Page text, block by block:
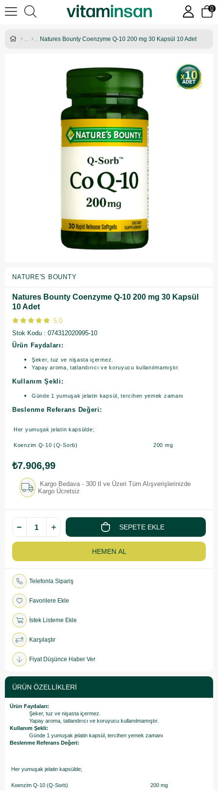
0
Natures Bounty Coenzyme Q-10 200 mg 30 Kapsül 10 Adet
NATURE'S BOUNTY
Natures Bounty Coenzyme Q-10 200 mg 30 Kapsül
10 Adet
5.0
Stok Kodu
074312020995-10
Ürün Faydaları:
Şeker, tuz ve nişasta içermez.
Yapay aroma, tatlandırıcı ve koruyucu kullanılmamıştır.
Kullanım Şekli:
Günde 1 yumuşak jelatin kapsül, tercihen yemek zamanı
Beslenme Referans Değeri:
Her yumuşak jelatin kapsülde;
Koenzim Q-10 (Q-Sorb) 200 mg
₺7.906,99
Kargo Bedava - 300 tl ve Üzeri Tüm Alışverişlerinizde
Kargo Ücretsiz
Telefonla Sipariş
Favorilere Ekle
İstek Listeme Ekle
Karşılaştır
Fiyat Düşünce Haber Ver
ÜRÜN ÖZELLIKLERI
Ürün Faydaları:
Şeker, tuz ve nişasta içermez.
Yapay aroma, tatlandırıcı ve koruyucu kullanılmamıştır.
Kullanım Şekli:
Günde 1 yumuşak jelatin kapsül, tercihen yemek zamanı
Beslenme Referans Değeri:
Her yumuşak jelatin kapsülde;
Koenzim Q-10 (Q-Sorb) 200 mg